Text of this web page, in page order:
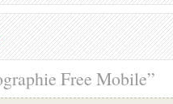
Free Mobile”